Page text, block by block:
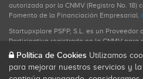
autorizada por la CNMV (Registro No. 18)
Fomento de la Financiación Empresarial.
Startupxplore PSFP, S.L. es un
Participativa registrado en la CNMV para
participativa.
Política de Cookies Utilizamos
para mejorar nuestros servicios y